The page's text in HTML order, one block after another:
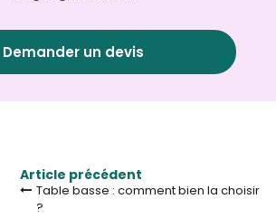
Demander un devis
Article précédent
Table basse : comment bien la choisir
?